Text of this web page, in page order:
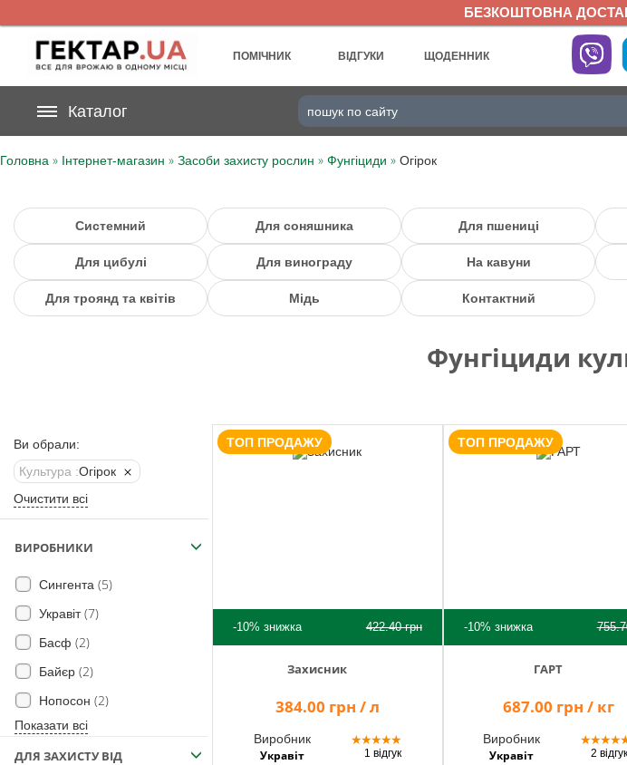
БЕЗКОШТОВНА
ПОМІЧНИК ВІДГУКИ ЩОДЕННИК
UA
На вашому
бонусному рахунку
Щоденник
Доставка
Відгуки
0 800 203
302
по Україні
+38 (096) 733
+38 (066) 733
733 0
733 0
info@hectare.ua
Каталог
Головна » Інтернет-магазин » Засоби захисту рослин » Фунгіциди » Огірок
Системний Для соняшника Для пшениці
Для цибулі Для винограду На кавуни
Для троянд та квітів Мідь Контактний
Фунгіциди
Ви обрали:
Культура :Огірок
Очистити всі
ВИРОБНИКИ
Сингента (5)
Укравіт(7)
Басф (2)
Байєр (2)
Нопосон (2)
Показати всі
ДЛЯ ЗАХИСТУ ВІД
ТОП ПРОДАЖУ
-10% знижка 422.40грн
Захисник
384.00 грн / л
Виробник
Укравіт
★★★★★
1 відгук
ТОП ПРОДАЖУ
-10% знижка
ГАРТ
687.00 грн / кг
Виробник
Укравіт
★★★★
2